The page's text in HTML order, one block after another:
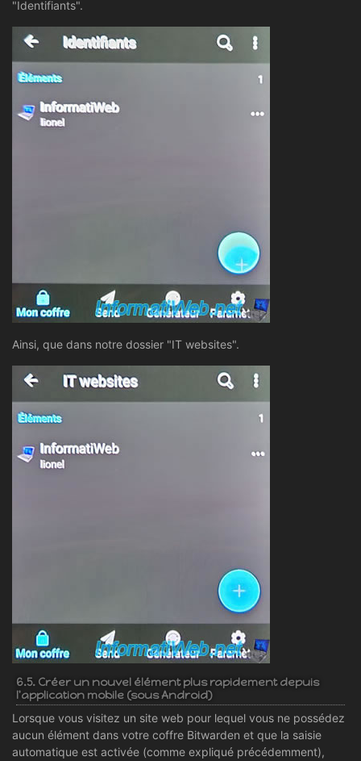
"Identifiants".
Ainsi, que dans notre dossier "IT websites".
6.5. Créer un nouvel élément plus rapidement depuis
l'application mobile (sous Android)
Lorsque vous visitez un site web pour lequel vous ne possédez
aucun élément dans votre coffre Bitwarden et que la saisie
automatique est activée (comme expliqué précédemment),